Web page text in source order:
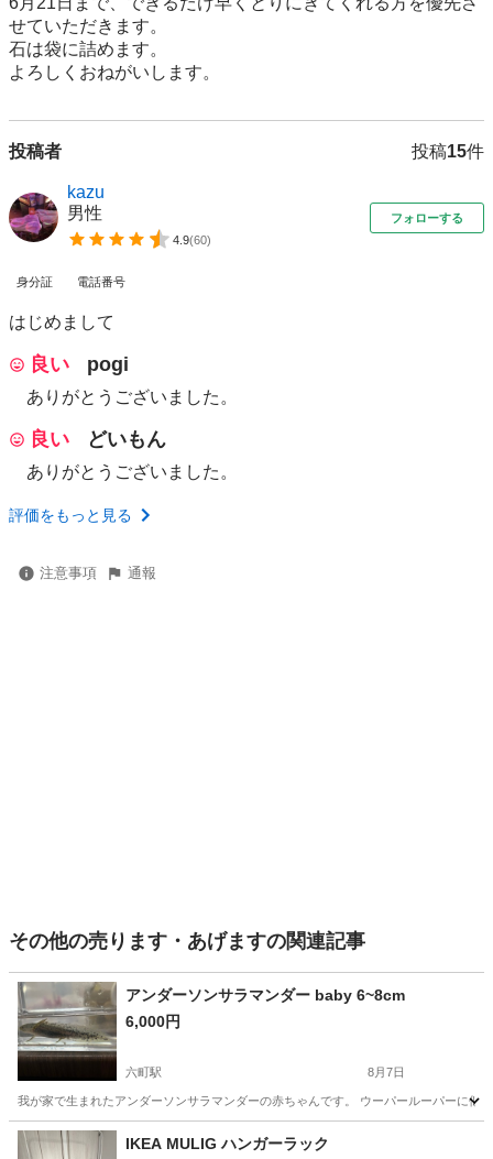
せていただきます。
石は袋に詰めます。
よろしくおねがいします。
投稿者 投稿15件
kazu
男性
4.9(60)
フォローする
身分証 電話番号
はじめまして
良い pogi
ありがとうございました。
良い どいもん
ありがとうございました。
評価をもっと見る
注意事項 通報
その他の売ります・あげますの関連記事
アンダーソンサラマンダー baby 6~8cm
6,000円
六町駅 8月7日
我が家で生まれたアンダーソンサラマンダーの赤ちゃんです。 ウーパールーパーに
東京 足立区
IKEA MULIG ハンガーラック